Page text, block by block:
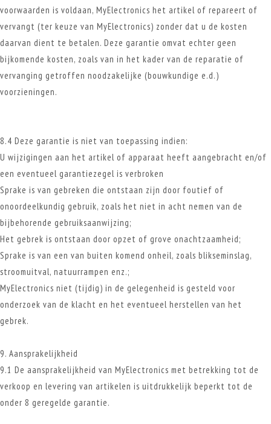
voorwaarden is voldaan, MyElectronics het artikel of repareert of
vervangt (ter keuze van MyElectronics) zonder dat u de kosten
daarvan dient te betalen. Deze garantie omvat echter geen
bijkomende kosten, zoals van in het kader van de reparatie of
vervanging getroffen noodzakelijke (bouwkundige e.d.)
voorzieningen.
8.4 Deze garantie is niet van toepassing indien:
U wijzigingen aan het artikel of apparaat heeft aangebracht en/of
een eventueel garantiezegel is verbroken
Sprake is van gebreken die ontstaan zijn door foutief of
onoordeelkundig gebruik, zoals het niet in acht nemen van de
bijbehorende gebruiksaanwijzing;
Het gebrek is ontstaan door opzet of grove onachtzaamheid;
Sprake is van een van buiten komend onheil, zoals blikseminslag,
stroomuitval, natuurrampen enz.;
MyElectronics niet (tijdig) in de gelegenheid is gesteld voor
onderzoek van de klacht en het eventueel herstellen van het
gebrek.
9. Aansprakelijkheid
9.1 De aansprakelijkheid van MyElectronics met betrekking tot de
verkoop en levering van artikelen is uitdrukkelijk beperkt tot de
onder 8 geregelde garantie.